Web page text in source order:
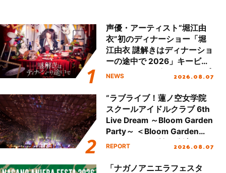
声優・アーティスト“堀江由
衣”初のディナーショー「堀
江由衣 謎解きはディナーショ
ーの途中で 2026」キービジ
ュアル＆グッズラインナップ
NEWS 2026.08.07
“ラブライブ！蓮ノ空女学院
スクールアイドルクラブ 6th
Live Dream ～Bloom Garden
Party～ ＜Bloom Garden
Party Stage／埼玉公演＞”
REPORT 2026.08.07
「ナガノアニエラフェスタ